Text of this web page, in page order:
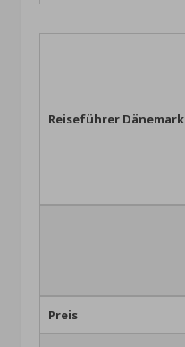
Reiseführer Dänemark
Preis